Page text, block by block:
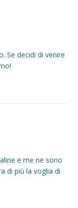
Se decidi di venire
e me ne sono
di più la voglia di